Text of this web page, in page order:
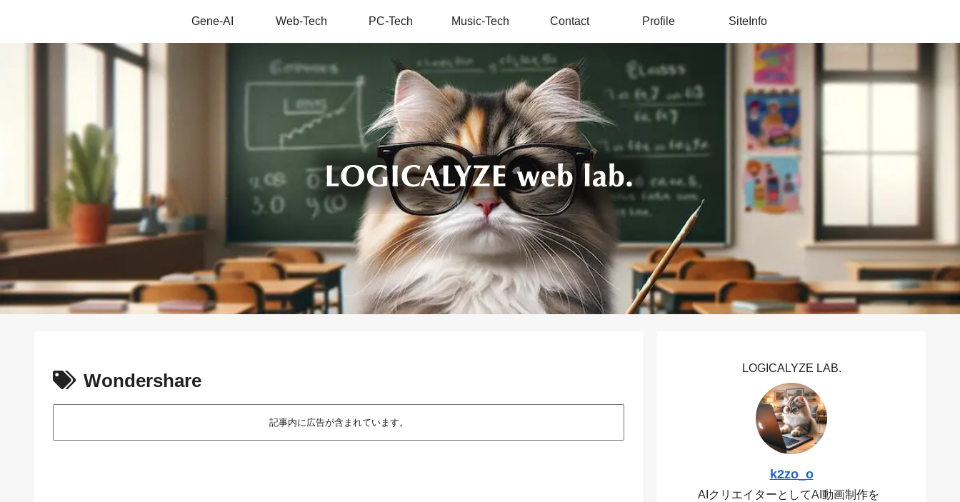
Gene-AI Web-Tech PC-Tech Music-Tech Contact Profile SiteInfo
Wondershare
記事内に広告が含まれています。
LOGICALYZE LAB.
k2zo_o
AIクリエイターとしてAI動画制作を